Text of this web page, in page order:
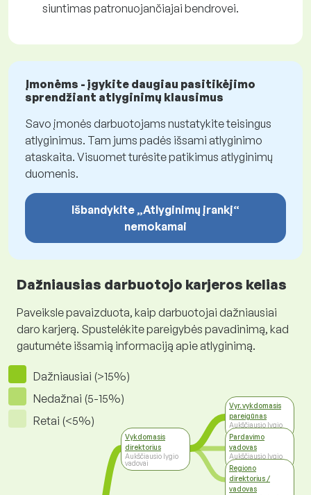
siuntimas patronuojančiajai bendrovei.
Įmonėms - įgykite daugiau pasitikėjimo
sprendžiant atlyginimų klausimus
Savo įmonės darbuotojams nustatykite teisingus
atlyginimus. Tam jums padės išsami atlyginimo
ataskaita. Visuomet turėsite patikimus atlyginimų
duomenis.
Išbandykite „Atlyginimų įrankį“
nemokamai
Dažniausias darbuotojo karjeros kelias
Paveiksle pavaizduota, kaip darbuotojai dažniausiai
daro karjerą. Spustelėkite pareigybės pavadinimą, kad
gautumėte išsamią informaciją apie atlyginimą.
Dažniausiai (>15%)
Nedažnai (5-15%)
Retai (<5%)
Vykdomasis
direktorius
Aukščiausio lygio
vadovai
Vyr. vykdomasis
pareigūnas
Aukščiausio lygio
vadovai
Pardavimo
vadovas
Aukščiausio lygio
vadovai
Regiono
direktorius /
vadovas